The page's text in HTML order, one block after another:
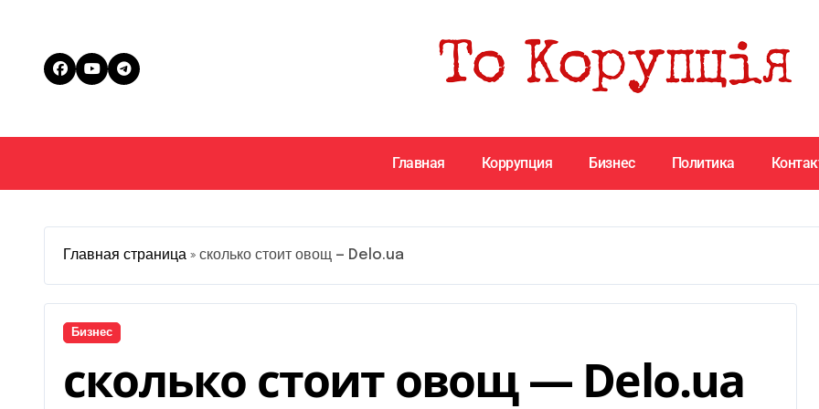
Главная Коррупция Бизнес Политика
Главная страница » сколько стоит овощ — Delo.ua
Бизнес
сколько стоит овощ — Delo.ua